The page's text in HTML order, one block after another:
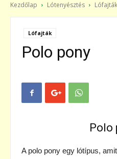
Kezdőlap Lótenyésztés Lófajták
Lófajták
Polo pony
Polo
A polo pony egy lótípus, amit